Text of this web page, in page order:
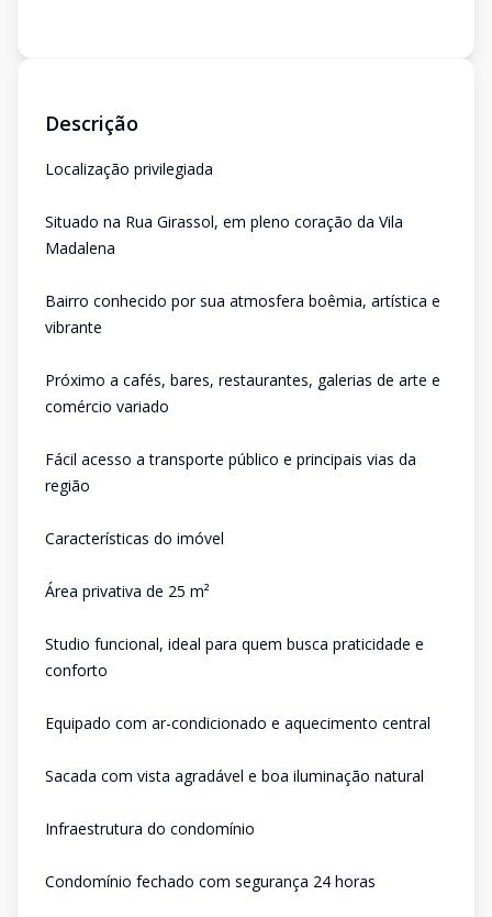
Descrição
Localização privilegiada
Situado na Rua Girassol, em pleno coração da Vila
Madalena
Bairro conhecido por sua atmosfera boêmia, artística e
vibrante
Próximo a cafés, bares, restaurantes, galerias de arte e
comércio variado
Fácil acesso a transporte público e principais vias da
região
Características do imóvel
Área privativa de 25 m²
Studio funcional, ideal para quem busca praticidade e
conforto
Equipado com ar-condicionado e aquecimento central
Sacada com vista agradável e boa iluminação natural
Infraestrutura do condomínio
Condomínio fechado com segurança 24 horas